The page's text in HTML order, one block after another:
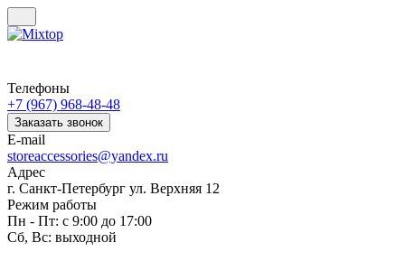
Телефоны
+7 (967) 968-48-48
Заказать звонок
E-mail
storeaccessories@yandex.ru
Адрес
г. Санкт-Петербург ул. Верхняя 12
Режим работы
Пн - Пт: с 9:00 до 17:00
Сб, Вс: выходной